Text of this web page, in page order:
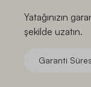
Yatağınızın
şekilde uzatın.
Garanti